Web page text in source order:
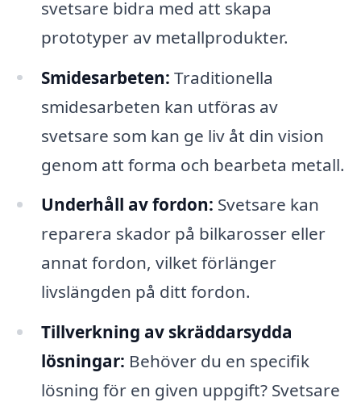
svetsare bidra med att skapa
prototyper av metallprodukter.
Smidesarbeten: Traditionella
smidesarbeten kan utföras av
svetsare som kan ge liv åt din vision
genom att forma och bearbeta metall.
Underhåll av fordon: Svetsare kan
reparera skador på bilkarosser eller
annat fordon, vilket förlänger
livslängden på ditt fordon.
Tillverkning av skräddarsydda
lösningar: Behöver du en specifik
lösning för en given uppgift? Svetsare